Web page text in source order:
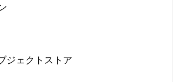
ジェクトストア